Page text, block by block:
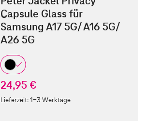
Capsule Glass für
Samsung A17 5G/ A16 5G/
A26 5G
24,95 €
Lieferzeit:1-3 Werktage